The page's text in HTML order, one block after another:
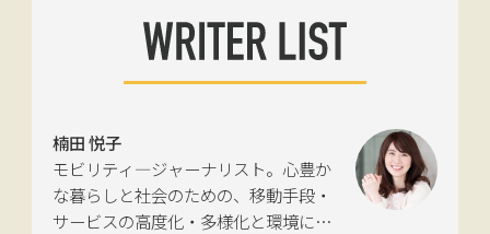
楠田 悦子
モビリティ―ジャーナリスト。心豊か
な暮らしと社会のための、移動手段・
サービスの高度化・多様化と環境につ